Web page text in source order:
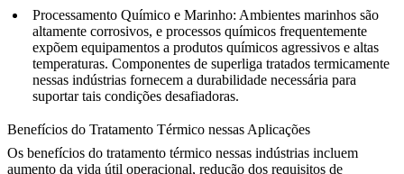
Processamento Químico e Marinho: Ambientes marinhos são
altamente corrosivos, e processos químicos frequentemente
expõem equipamentos a produtos químicos agressivos e altas
temperaturas. Componentes de superliga tratados termicamente
nessas indústrias fornecem a durabilidade necessária para
suportar tais condições desafiadoras.
Benefícios do Tratamento Térmico nessas Aplicações
Os benefícios do tratamento térmico nessas indústrias incluem
aumento da vida útil operacional, redução dos requisitos de